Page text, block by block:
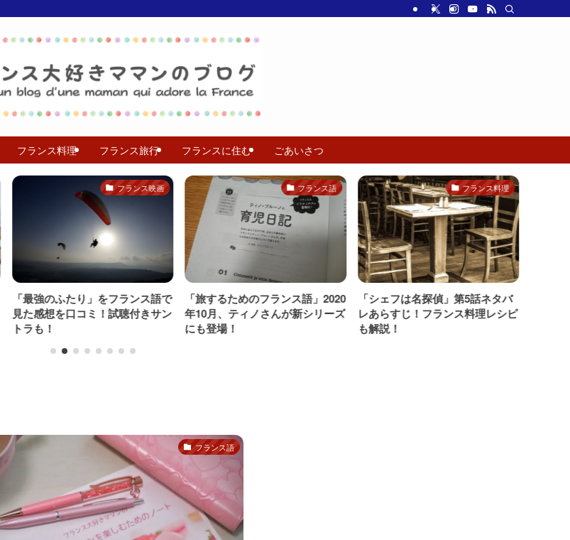
フランス料理 フランス旅行 フランスに住む ごあいさつ
フランス映画
「最強のふたり」をフランス語で
見た感想を口コミ！試聴付きサン
トラも！
フランス語
「旅するためのフランス語」2020
年10月、ティノさんが新シリーズ
にも登場！
フランス料理
「シェフは名探偵」第5話ネタバ
レあらすじ！フランス料理レシピ
も解説！
フランス語